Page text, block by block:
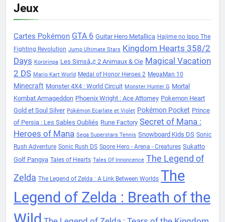
Jeux
Cartes Pokémon GTA 6 Guitar Hero Metallica Hajime no Ippo The
Fighting Revolution Jump Ultimate Stars Kingdom Hearts 358/2
Days Kororinpa Les Simsâ„¢ 2 Animaux & Cie Magical Vacation
2 DS Mario Kart World Medal of Honor Heroes 2 MegaMan 10
Minecraft Monster 4X4 : World Circuit Monster Hunter G Mortal
Kombat Armageddon Phoenix Wright : Ace Attorney Pokemon Heart
Gold et Soul Silver Pokémon Ecarlate et Violet Pokémon Pocket Prince
of Persia : Les Sables Oubliés Rune Factory Secret of Mana :
Heroes of Mana Sega Superstars Tennis Snowboard Kids DS Sonic
Rush Adventure Sonic Rush DS Spore Hero - Arena - Creatures Sukatto
Golf Pangya Tales of Hearts Tales Of Innoncence The Legend of
Zelda The Legend of Zelda : A Link Between Worlds The
Legend of Zelda : Breath of the